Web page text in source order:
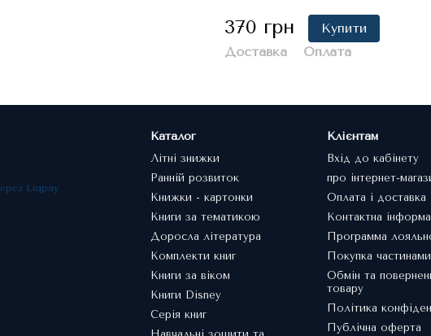
370 грн
Купити
Доставка
Оплата
Каталог
Літні знижки
Ранній розвиток
Книжки - картонки
Книги за тематикою
Доросла література
Комплекти книг
Книги за віком
Книги Disney
Серія книг
Клієнтам
Вхід до кабінету
про інтернет-
Оплата і доставка
Контактна
Программа
Покупка частинами
Обмін та
товару
Політика
Публічна оферта